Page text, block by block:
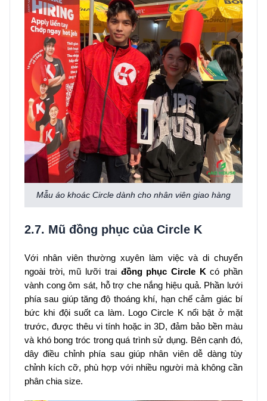
Mẫu áo khoác Circle dành cho nhân viên giao hàng
2.7. Mũ đồng phục của Circle K
Với nhân viên thường xuyên làm việc và di chuyển
ngoài trời, mũ lưỡi trai đồng phục Circle K có phần
vành cong ôm sát, hỗ trợ che nắng hiệu quả. Phần lưới
phía sau giúp tăng độ thoáng khí, hạn chế cảm giác bí
bức khi đội suốt ca làm. Logo Circle K nổi bật ở mặt
trước, được thêu vi tính hoặc in 3D, đảm bảo bền màu
và khó bong tróc trong quá trình sử dụng. Bên cạnh đó,
dây điều chỉnh phía sau giúp nhân viên dễ dàng tùy
chỉnh kích cỡ, phù hợp với nhiều người mà không cần
phân chia size.